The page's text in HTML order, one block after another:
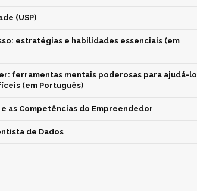
(USP)
estratégias e habilidades essenciais (em
ferramentas mentais poderosas para ajudá-lo
(em Português)
as Competências do Empreendedor
de Dados